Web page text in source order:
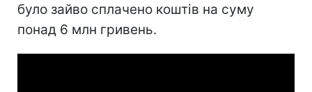
було зайво сплачено коштів на суму
понад 6 млн гривень.